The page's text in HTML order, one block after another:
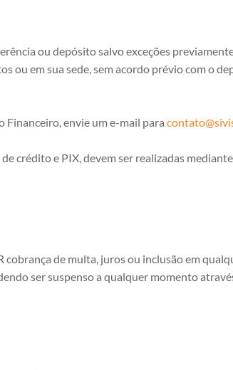
ou depósito salvo exceções
ou em sua sede, sem acordo prévio com o
Financeiro, envie um e-mail para
crédito e PIX, devem ser realizadas
de multa, juros ou inclusão em
ser suspenso a qualquer momento